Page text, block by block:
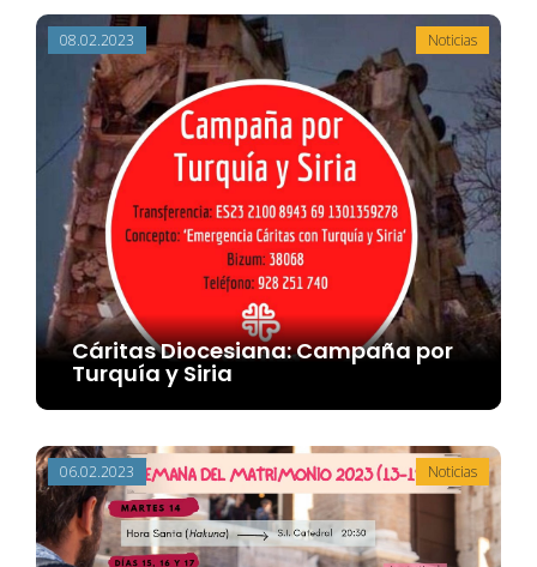
08.02.2023 Noticias
Cáritas Diocesiana: Campaña por
Turquía y Siria
06.02.2023 Noticias